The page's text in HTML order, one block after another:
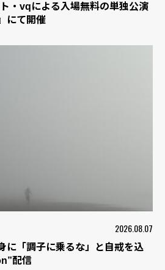
・vqによる入場無料の単独公演
にて開催
2026.08.07
に「調子に乗るな」と自戒を込
配信